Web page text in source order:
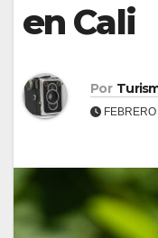
en Cali
Por